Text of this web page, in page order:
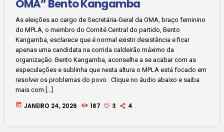
OMA” Bento Kangamba
As eleições ao cargo de Secretária-Geral da OMA, braço feminino
do MPLA, o membro do Comité Central do partido, Bento
Kangamba, esclarece que é normal existir desistência e ficar
apenas uma candidata na corrida caldeirão máximo da
organização. Bento Kangamba, aconselha a se acabar com as
especulações e sublinha que nesta altura o MPLA está focado em
resolver os problemas do povo. Clique no áudio abaixo e saiba
mais com […]
today JANEIRO 24, 2026 187 3 4